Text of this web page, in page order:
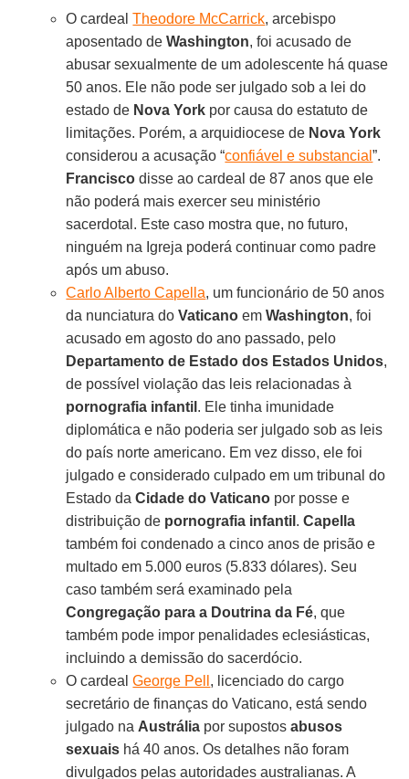
O cardealTheodore McCarrick, arcebispo
aposentado deWashington, foi acusado de
abusar sexualmente de um adolescente há quase
50 anos. Ele não pode ser julgado sob a lei do
estado de Nova York por causa do estatuto de
limitações. Porém, a arquidiocese de Nova York
considerou a acusação “confiável e substancial”.
Francisco disse ao cardeal de 87 anos que ele
não poderá mais exercer seu ministério
sacerdotal. Este caso mostra que, no futuro,
ninguém na Igreja poderá continuar como padre
após um abuso.
Carlo Alberto Capella, um funcionário de 50 anos
da nunciatura doVaticano emWashington, foi
acusado em agosto do ano passado, pelo
Departamento de Estado dos Estados Unidos,
de possível violação das leis relacionadas à
pornografia infantil . Ele tinha imunidade
diplomática e não poderia ser julgado sob as leis
do país norte americano. Em vez disso, ele foi
julgado e considerado culpado em um tribunal do
Estado daCidade do Vaticano por posse e
distribuição de pornografia infantil .Capella
também foi condenado a cinco anos de prisão e
multado em 5.000 euros (5.833 dólares). Seu
caso também será examinado pela
Congregação para a Doutrina da Fé, que
também pode impor penalidades eclesiásticas,
incluindo a demissão do sacerdócio.
O cardealGeorge Pell , licenciado do cargo
secretário de finanças do Vaticano, está sendo
julgado na Austrália por supostosabusos
sexuais há 40 anos. Os detalhes não foram
divulgados pelas autoridades australianas. A